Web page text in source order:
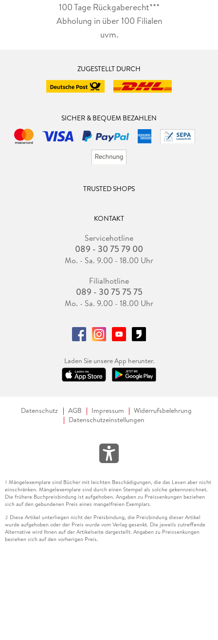
100 Tage Rückgaberecht***
Abholung in über 100 Filialen
uvm.
ZUGESTELLT DURCH
SICHER & BEQUEM BEZAHLEN
TRUSTED SHOPS
KONTAKT
Servicehotline
089 - 30 75 79 00
Mo. - Sa. 9.00 - 18.00 Uhr
Filialhotline
089 - 30 75 75 75
Mo. - Sa. 9.00 - 18.00 Uhr
Laden Sie unsere App herunter.
Datenschutz AGB Impressum
Widerrufsbelehrung
Datenschutzeinstellungen
1 Mängelexemplare sind Bücher mit leichten Beschädigungen, die das Lesen aber nicht
einschränken. Mängelexemplare sind durch einen Stempel als solche gekennzeichnet.
Die frühere Buchpreisbindung ist aufgehoben. Angaben zu Preissenkungen beziehen
sich auf den gebundenen Preis eines mangelfreien Exemplars.
2 Diese Artikel unterliegen nicht der Preisbindung, die Preisbindung dieser Artikel
wurde aufgehoben oder der Preis wurde vom Verlag gesenkt. Die jeweils zutreffende
Alternative wird Ihnen auf der Artikelseite dargestellt. Angaben zu Preissenkungen
beziehen sich auf den vorherigen Preis.